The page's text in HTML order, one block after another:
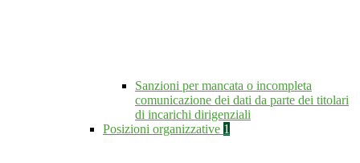
Sanzioni per mancata o incompleta
comunicazione dei dati da parte dei titolari
di incarichi dirigenziali
Posizioni organizzative 1